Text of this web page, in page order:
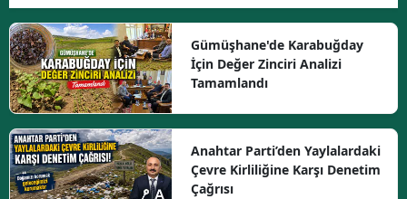
Gümüşhane'de Karabuğday
İçin Değer Zinciri Analizi
Tamamlandı
Anahtar Parti’den Yaylalardaki
Çevre Kirliliğine Karşı Denetim
Çağrısı